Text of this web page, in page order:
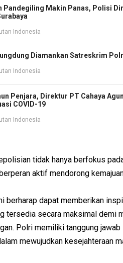
Pandegiling Makin Panas, Polisi
Indonesia
Diamankan Satreskrim
Indonesia
Penjara, Direktur PT Cahaya
COVID-19
Indonesia
tidak hanya berfokus
aktif mendorong
berharap dapat memberikan
tersedia secara maksimal demi
Polri memiliki tanggung
mewujudkan kesejahteraan